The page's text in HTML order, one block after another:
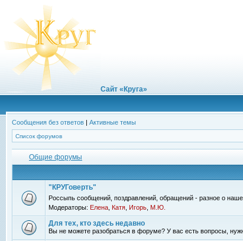
Сайт «Круга»
Сообщения без ответов | Активные темы
Список форумов
Общие форумы
"КРУГоверть"
Россыпь сообщений, поздравлений, обращений - разное о
Модераторы: Елена Катя Игорь М.Ю.
Для тех, кто здесь недавно
Вы не можете разобраться в форуме? У вас есть вопросы,